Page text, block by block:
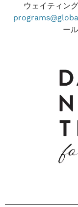
ウェイティン
ー